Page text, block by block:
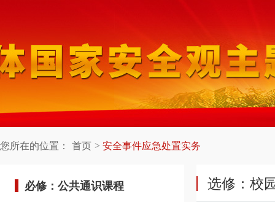
您所在的位置： 首页 安全事件应急处置实务
必修：公共通识课程
选修：校